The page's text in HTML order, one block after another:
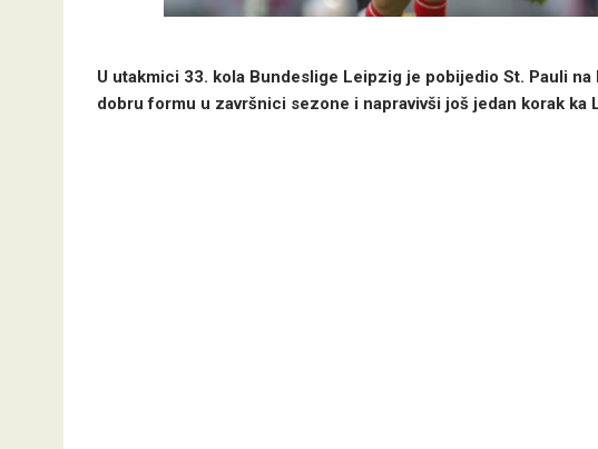
U utakmici 33. kola Bundeslige Leipzig je pobijedio St. Pauli
dobru formu u završnici sezone i napravivši još jedan korak ka